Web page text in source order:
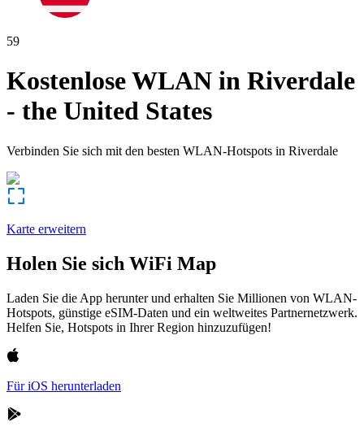
59
Kostenlose WLAN in Riverdale
- the United States
Verbinden Sie sich mit den besten WLAN-Hotspots in Riverdale
Karte erweitern
Holen Sie sich WiFi Map
Laden Sie die App herunter und erhalten Sie Millionen von WLAN-
Hotspots, günstige eSIM-Daten und ein weltweites Partnernetzwerk.
Helfen Sie, Hotspots in Ihrer Region hinzuzufügen!
Für iOS herunterladen